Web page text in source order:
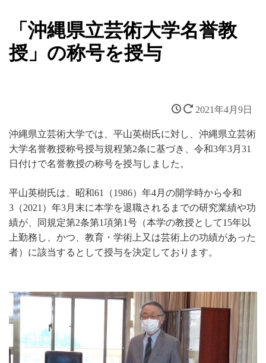
「沖縄県立芸術大学名誉教
授」の称号を授与
2021年4月9日
沖縄県立芸術大学では、平山英樹氏に対し、沖縄県立芸術
大学名誉教授称号授与規程第2条に基づき、令和3年3月31
日付けで名誉教授の称号を授与しました。
平山英樹氏は、昭和61（1986）年4月の開学時から令和
3（2021）年3月末に本学を退職されるまでの研究業績や功
績が、同規定第2条第1項第1号（本学の教授として15年以
上勤務し、かつ、教育・学術上又は芸術上の功績があった
者）に該当するとして授与を決定しております。